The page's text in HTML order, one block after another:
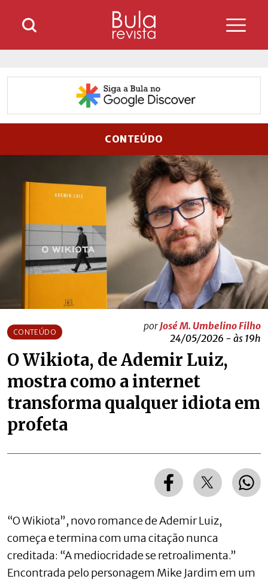
CONTEÚDO
CONTEÚDO
porJosé M. Umbelino Filho
24/05/2026 - às 19h
O Wikiota, de Ademir Luiz,
mostra como a internet
transforma qualquer idiota em
profeta
“O Wikiota”, novo romance de Ademir Luiz,
começa e termina com uma citação nunca
creditada: “A mediocridade se retroalimenta.”
Encontrada pelo personagem Mike Jardim em um